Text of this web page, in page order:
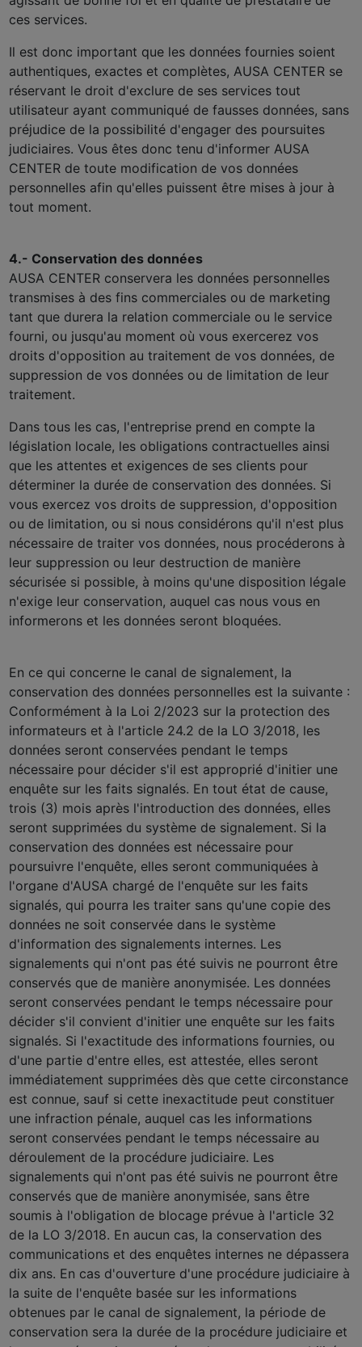
ces services.
Il est donc important que les données fournies soient
authentiques, exactes et complètes, AUSA CENTER se
réservant le droit d'exclure de ses services tout
utilisateur ayant communiqué de fausses données, sans
préjudice de la possibilité d'engager des poursuites
judiciaires. Vous êtes donc tenu d'informer AUSA
CENTER de toute modification de vos données
personnelles afin qu'elles puissent être mises à jour à
tout moment.
4.- Conservation des données
AUSA CENTER conservera les données personnelles
transmises à des fins commerciales ou de marketing
tant que durera la relation commerciale ou le service
fourni, ou jusqu'au moment où vous exercerez vos
droits d'opposition au traitement de vos données, de
suppression de vos données ou de limitation de leur
traitement.
Dans tous les cas, l'entreprise prend en compte la
législation locale, les obligations contractuelles ainsi
que les attentes et exigences de ses clients pour
déterminer la durée de conservation des données. Si
vous exercez vos droits de suppression, d'opposition
ou de limitation, ou si nous considérons qu'il n'est plus
nécessaire de traiter vos données, nous procéderons à
leur suppression ou leur destruction de manière
sécurisée si possible, à moins qu'une disposition légale
n'exige leur conservation, auquel cas nous vous en
informerons et les données seront bloquées.
En ce qui concerne le canal de signalement, la
conservation des données personnelles est la suivante :
Conformément à la Loi 2/2023 sur la protection des
informateurs et à l'article 24.2 de la LO 3/2018, les
données seront conservées pendant le temps
nécessaire pour décider s'il est approprié d'initier une
enquête sur les faits signalés. En tout état de cause,
trois (3) mois après l'introduction des données, elles
seront supprimées du système de signalement. Si la
conservation des données est nécessaire pour
poursuivre l'enquête, elles seront communiquées à
l'organe d'AUSA chargé de l'enquête sur les faits
signalés, qui pourra les traiter sans qu'une copie des
données ne soit conservée dans le système
d'information des signalements internes. Les
signalements qui n'ont pas été suivis ne pourront être
conservés que de manière anonymisée. Les données
seront conservées pendant le temps nécessaire pour
décider s'il convient d'initier une enquête sur les faits
signalés. Si l'exactitude des informations fournies, ou
d'une partie d'entre elles, est attestée, elles seront
immédiatement supprimées dès que cette circonstance
est connue, sauf si cette inexactitude peut constituer
une infraction pénale, auquel cas les informations
seront conservées pendant le temps nécessaire au
déroulement de la procédure judiciaire. Les
signalements qui n'ont pas été suivis ne pourront être
conservés que de manière anonymisée, sans être
soumis à l'obligation de blocage prévue à l'article 32
de la LO 3/2018. En aucun cas, la conservation des
communications et des enquêtes internes ne dépassera
dix ans. En cas d'ouverture d'une procédure judiciaire à
la suite de l'enquête basée sur les informations
obtenues par le canal de signalement, la période de
conservation sera la durée de la procédure judiciaire et